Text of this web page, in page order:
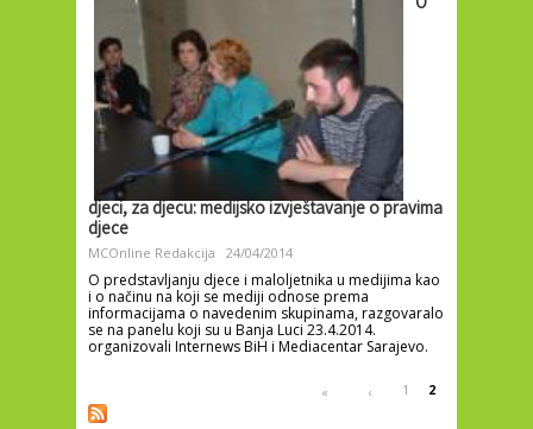
djeci, za djecu: medijsko izvještavanje o pravima
djece
MCOnline Redakcija 24/04/2014
O predstavljanju djece i maloljetnika u medijima kao
i o načinu na koji se mediji odnose prema
informacijama o navedenim skupinama, razgovaralo
se na panelu koji su u Banja Luci 23.4.2014.
organizovali Internews BiH i Mediacentar Sarajevo.
Pages « ‹ 1 2